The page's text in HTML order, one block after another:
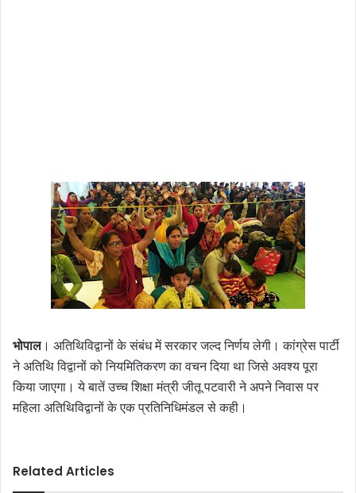
भोपाल । अतिथिविद्वानों के संबंध में सरकार जल्द निर्णय लेगी। कांग्रेस पार्टी
ने अतिथि विद्वानों को नियमितिकरण का वचन दिया था जिसे अवश्य पूरा
किया जाएगा। ये बातें उच्च शिक्षा मंत्री जीतू पटवारी ने अपने निवास पर
महिला अतिथिविद्वानों के एक प्रतिनिधिमंडल से कही।
Related Articles